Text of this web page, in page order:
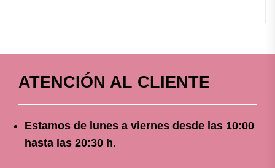
ATENCIÓN AL CLIENTE
Estamos de lunes a viernes desde las 10:00
hasta las 20:30 h.